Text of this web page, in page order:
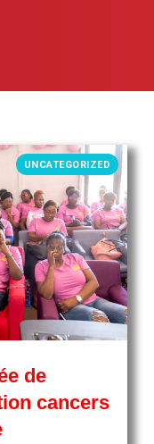
UNCATEGORIZED
de
cancers